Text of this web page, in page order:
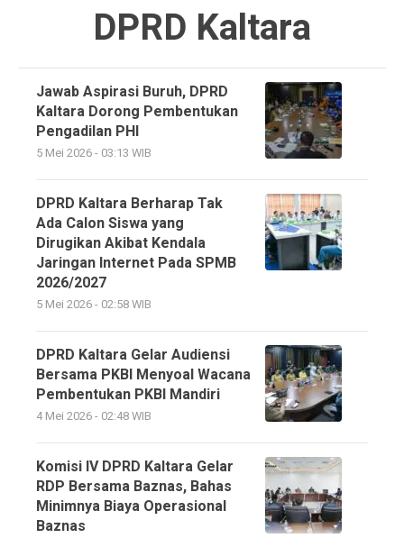
DPRD Kaltara
Jawab Aspirasi Buruh, DPRD
Kaltara Dorong Pembentukan
Pengadilan PHI
5 Mei 2026 - 03:13 WIB
DPRD Kaltara Berharap Tak
Ada Calon Siswa yang
Dirugikan Akibat Kendala
Jaringan Internet Pada SPMB
2026/2027
5 Mei 2026 - 02:58 WIB
DPRD Kaltara Gelar Audiensi
Bersama PKBI Menyoal Wacana
Pembentukan PKBI Mandiri
4 Mei 2026 - 02:48 WIB
Komisi IV DPRD Kaltara Gelar
RDP Bersama Baznas, Bahas
Minimnya Biaya Operasional
Baznas